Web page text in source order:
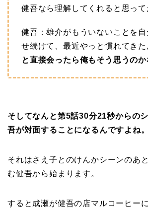
健吾なら理解してくれると思って
健吾：雄介がもういないことを
せ続けて、最近やっと慣れてきた
と直接会ったら俺もそう思うのか
そしてなんと第5話30分21秒からの
吾が対面することになるんですよね。
それはさえ子とのけんかシーンのあ
む健吾から始まります。
すると成瀬が健吾の店マルコーヒー